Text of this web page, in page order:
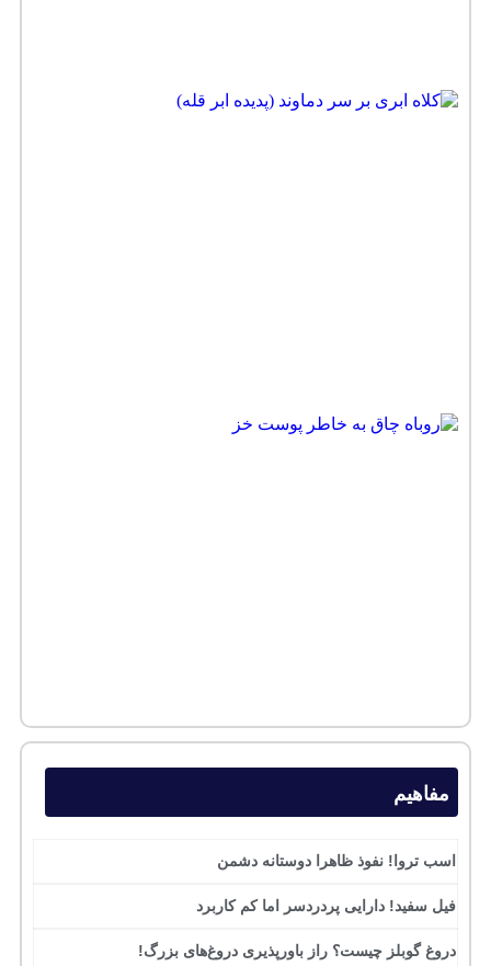
مفاهیم
اسب تروا! نفوذ ظاهرا دوستانه دشمن
فیل سفید! دارایی پردردسر اما کم کاربرد
دروغ گوبلز چیست؟ راز باورپذیری دروغ‌های بزرگ!